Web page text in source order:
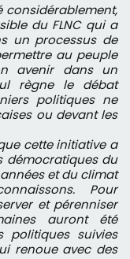
considérablement,
du FLNC qui a
un processus de
au peuple
avenir dans un
règne le débat
politiques ne
ou devant les
cette initiative a
démocratiques du
et du climat
Pour
et pérenniser
auront été
politiques suivies
renoue avec des